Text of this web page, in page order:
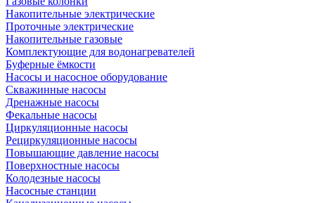
Накопительные электрические
Проточные электрические
Накопительные газовые
Комплектующие для водонагревателей
Буферные ёмкости
Насосы и насосное оборудование
Скважинные насосы
Дренажные насосы
Фекальные насосы
Циркуляционные насосы
Рециркуляционные насосы
Повышающие давление насосы
Поверхностные насосы
Колодезные насосы
Насосные станции